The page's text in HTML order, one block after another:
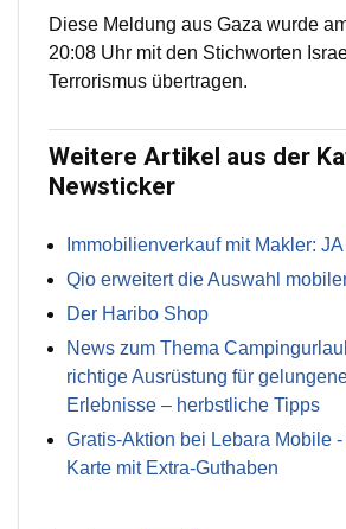
Diese Meldung aus Gaza wurde
20:08 Uhr mit den Stichworten
Terrorismus übertragen.
Weitere Artikel aus der
Newsticker
Immobilienverkauf mit Makler:
Qio erweitert die Auswahl
Der Haribo Shop
News zum Thema
richtige Ausrüstung für
Erlebnisse – herbstliche Tipps
Gratis-Aktion bei Lebara Mobile
Karte mit Extra-Guthaben